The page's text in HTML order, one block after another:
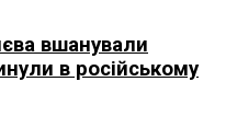
вшанували
в російському